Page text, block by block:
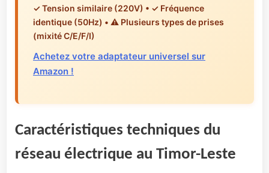
✓ Tension similaire (220V) • ✓ Fréquence
identique (50Hz) • ⚠️ Plusieurs types de prises
(mixité C/E/F/I)
Achetez votre adaptateur universel sur
Amazon !
Caractéristiques techniques du
réseau électrique au Timor-Leste